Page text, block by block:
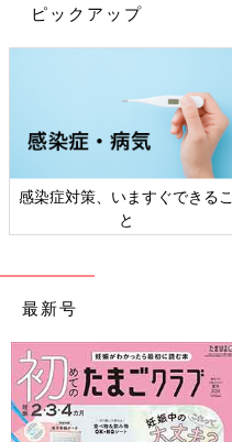
ピックアップ
感染症対策、いますぐできるこ
と
最新号